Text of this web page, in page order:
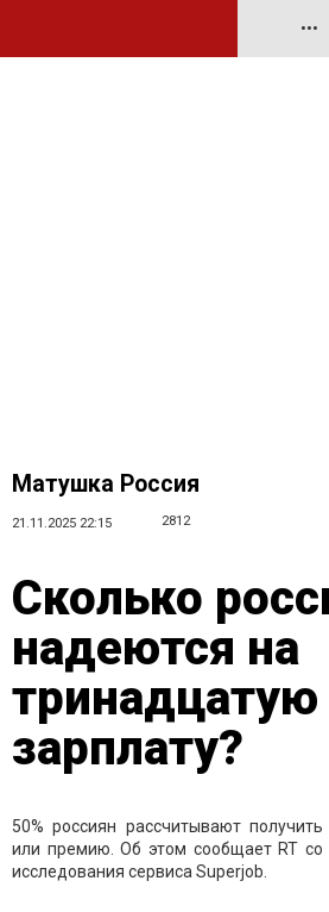
•••
Матушка Россия
21.11.2025 22:15 2812
Сколько
надеются на
тринадцатую
зарплату?
50% россиян рассчитывают
или премию. Об этом сообщает RT со
исследования сервиса Superjob.